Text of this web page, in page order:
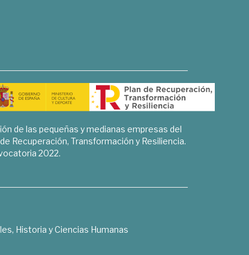
de las pequeñas y medianas empresas del
Recuperación, Transformación y Resiliencia.
2022.
Historia y Ciencias Humanas